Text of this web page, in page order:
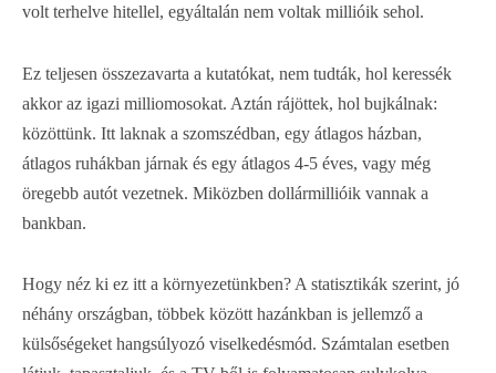
volt terhelve hitellel, egyáltalán nem voltak millióik sehol.
Ez teljesen összezavarta a kutatókat, nem tudták, hol keressék
akkor az igazi milliomosokat. Aztán rájöttek, hol bujkálnak:
közöttünk. Itt laknak a szomszédban, egy átlagos házban,
átlagos ruhákban járnak és egy átlagos 4-5 éves, vagy még
öregebb autót vezetnek. Miközben dollármillióik vannak a
bankban.
Hogy néz ki ez itt a környezetünkben? A statisztikák szerint, jó
néhány országban, többek között hazánkban is jellemző a
külsőségeket hangsúlyozó viselkedésmód. Számtalan esetben